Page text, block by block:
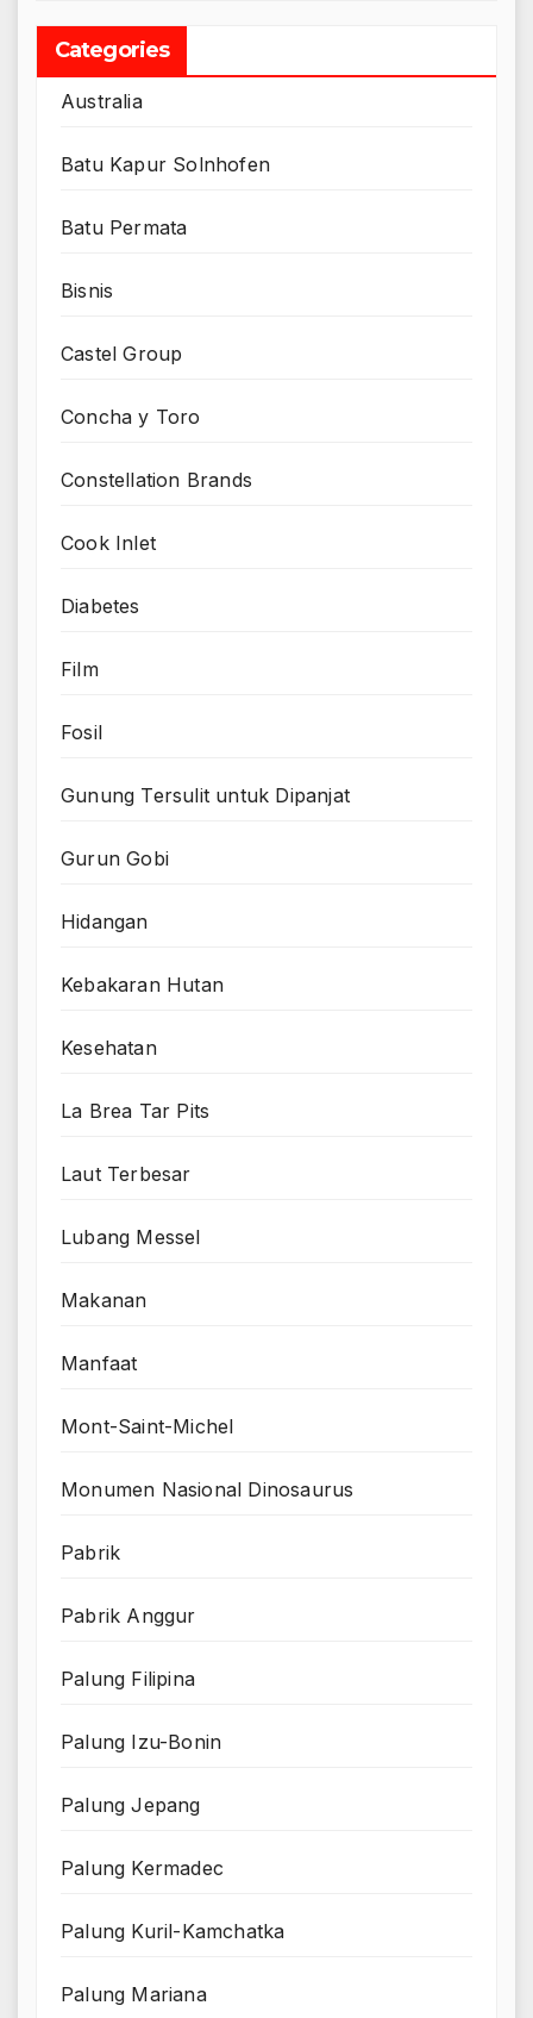
Categories
Australia
Batu Kapur Solnhofen
Batu Permata
Bisnis
Castel Group
Concha y Toro
Constellation Brands
Cook Inlet
Diabetes
Film
Fosil
Gunung Tersulit untuk Dipanjat
Gurun Gobi
Hidangan
Kebakaran Hutan
Kesehatan
La Brea Tar Pits
Laut Terbesar
Lubang Messel
Makanan
Manfaat
Mont-Saint-Michel
Monumen Nasional Dinosaurus
Pabrik
Pabrik Anggur
Palung Filipina
Palung Izu-Bonin
Palung Jepang
Palung Kermadec
Palung Kuril-Kamchatka
Palung Mariana